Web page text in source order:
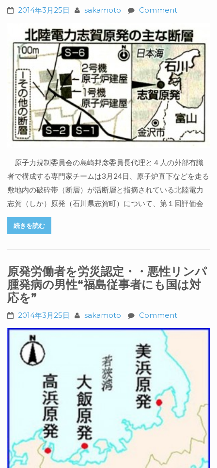
2014年3月25日 sakamoto Comment
原子力規制委員会の島崎邦彦委員長代理と４人の外部有識
者で構成する専門家チームは3月24日、原子炉直下などを走る
敷地内の破砕帯（断層）が活断層と指摘されている北陸電力
志賀（しか）原発（石川県志賀町）について、第１回評価会
続きを読む
原発労働者を労災認定・・悪性リンパ
腫発病の男性“福島従事者にも国は対
応を”
2014年3月25日 sakamoto Comment